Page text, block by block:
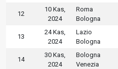
12
10 Kas,
2024
Roma
Bologna
13
24 Kas,
2024
Lazio
Bologna
14
30 Kas,
2024
Bologna
Venezia